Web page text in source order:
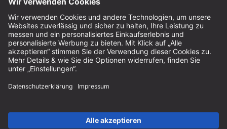
Impressum
AGB
Datenschutz
Cookie-Einstellungen
© 2026 sauter GmbH
* kostenloser Versand ab 150 Euro Bestellwert innerhalb
Deutschlands für die Standard-Paketgrößen - ausgenommen